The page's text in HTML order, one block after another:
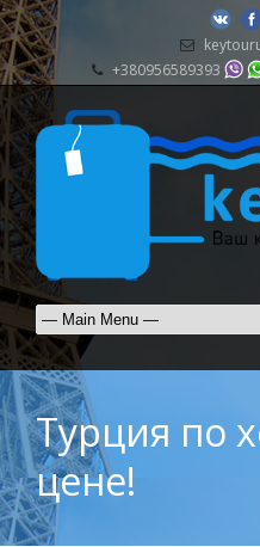
+380956589393
Турция по
цене!